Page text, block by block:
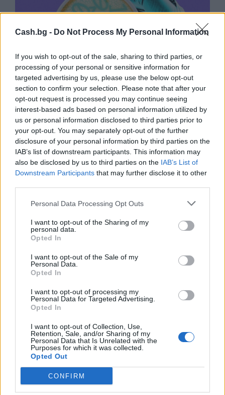
Cash.bg - Do Not Process My Personal Information
If you wish to opt-out of the sale, sharing to third parties, or
processing of your personal or sensitive information for
targeted advertising by us, please use the below opt-out
section to confirm your selection. Please note that after your
opt-out request is processed you may continue seeing
interest-based ads based on personal information utilized by
us or personal information disclosed to third parties prior to
your opt-out. You may separately opt-out of the further
disclosure of your personal information by third parties on the
IAB’s list of downstream participants. This information may
also be disclosed by us to third parties on the IAB’s List of
Downstream Participants that may further disclose it to other
Personal Data Processing Opt Outs
I want to opt-out of the Sharing of my
personal data.
Opted In
I want to opt-out of the Sale of my
Personal Data.
Opted In
I want to opt-out of processing my
Personal Data for Targeted Advertising.
Opted In
I want to opt-out of Collection, Use,
Retention, Sale, and/or Sharing of my
Personal Data that Is Unrelated with the
Purposes for which it was collected.
Opted Out
CONFIRM
Изкуствен интелект за първи път
създаде нови жизнеспособни вируси
07.08.2026 / 15:30
Астронавти на NASA излязоха в
07.08.2026 / 15:00